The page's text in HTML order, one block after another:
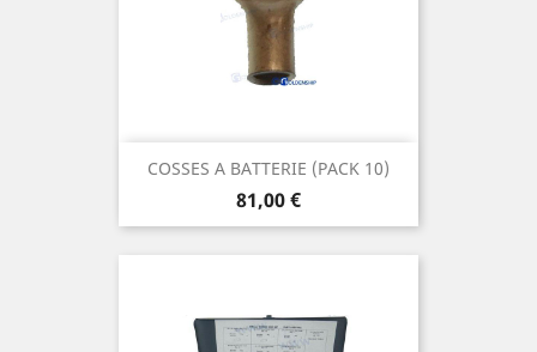
COSSES A BATTERIE (PACK 10)
Prix
81,00 €